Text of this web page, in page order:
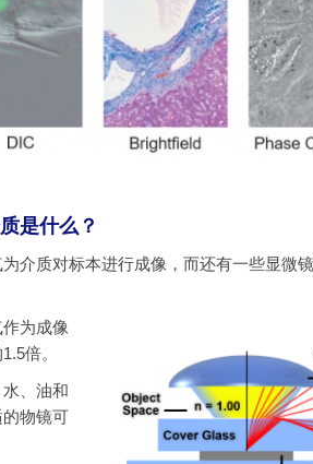
是什么？
介质对标本进行成像，而还有一些显微
为成像
倍。
、油和
物镜可